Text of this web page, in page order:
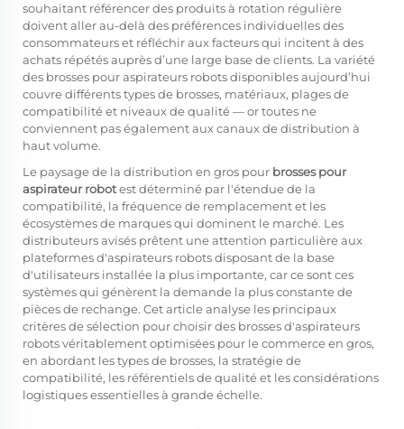
souhaitant référencer des produits à rotation régulière
doivent aller au-delà des préférences individuelles des
consommateurs et réfléchir aux facteurs qui incitent à des
achats répétés auprès d’une large base de clients. La variété
des brosses pour aspirateurs robots disponibles aujourd’hui
couvre différents types de brosses, matériaux, plages de
compatibilité et niveaux de qualité — or toutes ne
conviennent pas également aux canaux de distribution à
haut volume.
Le paysage de la distribution en gros pour brosses pour
aspirateur robotest déterminé par l'étendue de la
compatibilité, la fréquence de remplacement et les
écosystèmes de marques qui dominent le marché. Les
distributeurs avisés prêtent une attention particulière aux
plateformes d'aspirateurs robots disposant de la base
d'utilisateurs installée la plus importante, car ce sont ces
systèmes qui génèrent la demande la plus constante de
pièces de rechange. Cet article analyse les principaux
critères de sélection pour choisir des brosses d'aspirateurs
robots véritablement optimisées pour le commerce en gros,
en abordant les types de brosses, la stratégie de
compatibilité, les référentiels de qualité et les considérations
logistiques essentielles à grande échelle.